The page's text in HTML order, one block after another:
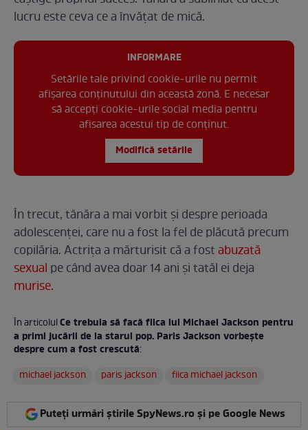
lucru este ceva ce a învățat de mică.
INFORMARE
Setările tale privind cookie-urile nu permit
afișarea conținutului din această zonă. E necesar
să accepți cookie-urile social media pentru
afisarea acestui tip de conținut.
Modifică setările
În trecut, tânăra a mai vorbit și despre perioada
adolescenței, care nu a fost la fel de plăcută precum
copilăria. Actrița a mărturisit că a fostabuzată
sexual pe când avea doar 14 ani și tatăl ei deja
murise.
În articolulCe trebuia să facă fiica lui Michael Jackson pentru
a primi jucării de la starul pop. Paris Jackson vorbește
despre cum a fost crescută:
michael jackson
paris jackson fiica michael jackson
Puteți urmări știrile SpyNews.ro și pe Google News